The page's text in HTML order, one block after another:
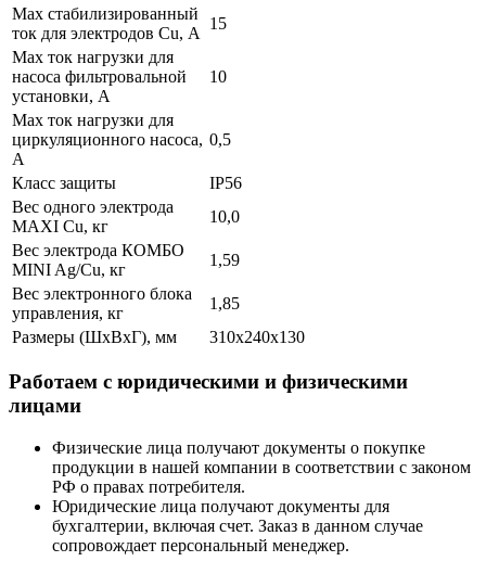
Max стабилизированный
ток для электродов Cu, А
15
Max ток нагрузки для
насоса фильтровальной
установки, А
10
Max ток нагрузки для
циркуляционного насоса,
А
0,5
Класс защиты
IP56
Вес одного электрода
MAXI Cu, кг
10,0
Вес электрода КОМБО
MINI Ag/Cu, кг
1,59
Вес электронного блока
управления, кг
1,85
Размеры (ШxВxГ), мм
310x240x130
Работаем с юридическими и физическими
лицами
Физические лица получают документы о покупке
продукции в нашей компании в соответствии с законом
РФ о правах потребителя.
Юридические лица получают документы для
бухгалтерии, включая счет. Заказ в данном случае
сопровождает персональный менеджер.